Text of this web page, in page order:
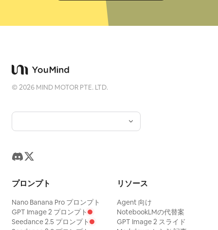
©2026 MIND MOTOR PTE. LTD.
プロンプト
Nano Banana Pro プロンプト
GPT Image 2 プロンプト
Seedance 2.5 プロンプト
リソース
Agent 向け
NotebookLMの代替案
GPT Image 2 スライド